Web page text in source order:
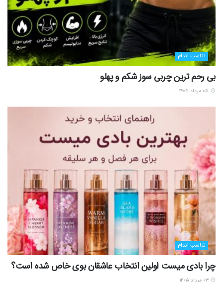
تناسب اندام
بی رحم ترین چربی سوز شکم و پهلو
تناسب اندام
چرا بادی میست اولین انتخاب عاشقان بوی خاص شده است؟